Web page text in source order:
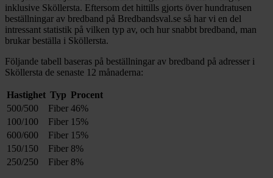
inklusive Sköllersta. Eftersom det hittills gjorts över hundratusen
beställningar av bredband på Bredbandsval.se så har vi en del
intressant statistik på vilken typ av, och hur snabbt bredband, man
brukar beställa i Sköllersta.
Följande tabell baseras på beställningar av bredband på adresser i
Sköllersta de senaste 12 månaderna:
Hastighet Typ Procent
500/500
Fiber 46%
100/100
Fiber 15%
600/600
Fiber 15%
150/150
Fiber 8%
250/250
Fiber 8%